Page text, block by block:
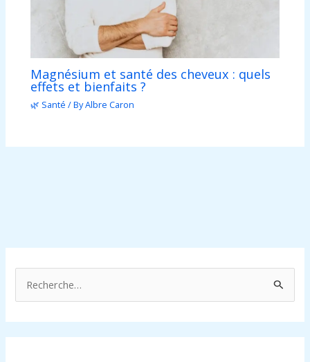
Magnésium et santé des cheveux : quels
effets et bienfaits ?
🌿 Santé / ByAlbre Caron
e
c